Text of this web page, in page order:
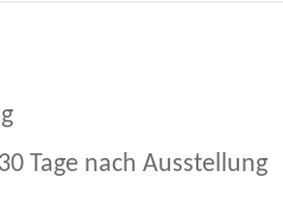
Tage nach Ausstellung